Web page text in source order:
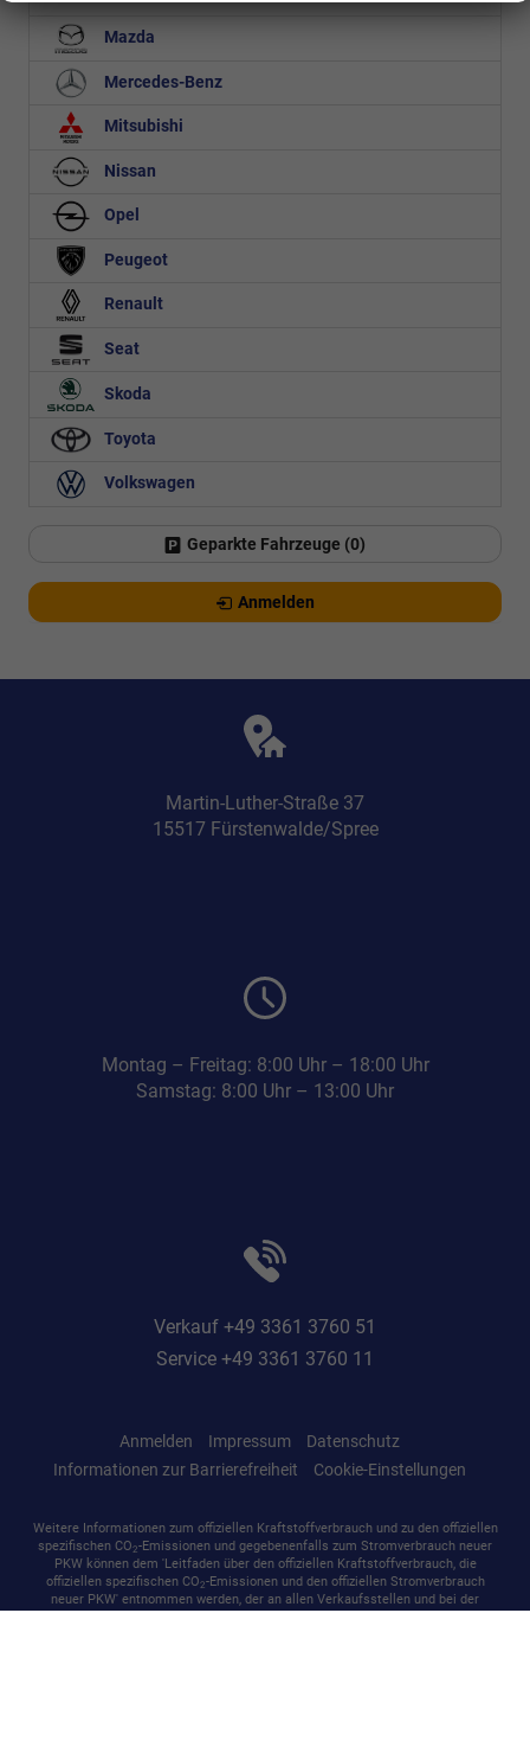
Mazda
Mercedes-Benz
Mitsubishi
Nissan
Opel
Peugeot
Renault
Seat
Skoda
Toyota
Volkswagen
Geparkte Fahrzeuge (0)
Anmelden
Martin-Luther-Straße 37
15517 Fürstenwalde/Spree
Montag – Freitag: 8:00 Uhr – 18:00 Uhr
Samstag: 8:00 Uhr – 13:00 Uhr
Verkauf +49 3361 3760 51
Service +49 3361 3760 11
Anmelden Impressum
Datenschutz
Informationen zur Barrierefreiheit
Cookie-Einstellungen
Weitere Informationen zum offiziellen Kraftstoffverbrauch und zu den offiziellen
spezifischen CO2-Emissionen und gegebenenfalls zum Stromverbrauch neuer
PKW können dem 'Leitfaden über den offiziellen Kraftstoffverbrauch, die
offiziellen spezifischen CO2-Emissionen und den offiziellen Stromverbrauch
neuer PKW' entnommen werden, der an allen Verkaufsstellen und bei der